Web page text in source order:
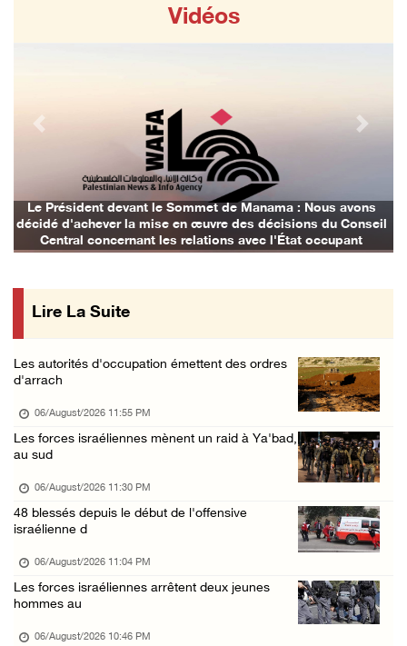
06/August/2026 06:24 PM
Tubas : déploiement militaire israélien et t ...
06/August/2026 05:44 PM
Environ 58 000 cas de varicelle recensés dan ...
06/August/2026 04:58 PM
Des ministres des affaires étrangères de hui ...
Croissant-Rouge : 16 blessés suite à l'agres ...
Les forces d'occupation rasent 4 dunams à Ba ...
06/August/2026 12:57 PM
La présidence condamne et met en garde l'occ ...
06/August/2026 12:16 PM
Les forces d'occupation démolissent une mais ...
Des colons clôturent des terres dans le nord ...
Vidéos
Le Président devant le Sommet de Manama : Nous avons
décidé d'achever la mise en œuvre des décisions du Conseil
Central concernant les relations avec l'État occupant
Previous Next
Lire La Suite
Les autorités d'occupation émettent des ordres
d'arrach
06/August/2026 11:55 PM
Les forces israéliennes mènent un raid à Ya'bad,
au sud
06/August/2026 11:30 PM
48 blessés depuis le début de l'offensive
israélienne d
06/August/2026 11:04 PM
Les forces israéliennes arrêtent deux jeunes
hommes au
06/August/2026 10:46 PM